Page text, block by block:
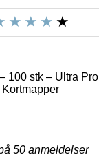
100 stk – Ultra Pro
50 anmeldelser